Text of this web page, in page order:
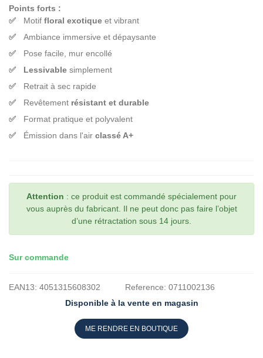
Points forts :
Motif floral exotique et vibrant
Ambiance immersive et dépaysante
Pose facile, mur encollé
Lessivable simplement
Retrait à sec rapide
Revêtement résistant et durable
Format pratique et polyvalent
Émission dans l'air classé A+
Attention : ce produit est commandé spécialement pour
vous auprès du fabricant. Il ne peut donc pas faire l’objet
d’une rétractation sous 14 jours.
Sur commande
EAN13: 4051315608302 Reference: 0711002136
Disponible à la vente en magasin
ME RENDRE EN BOUTIQUE